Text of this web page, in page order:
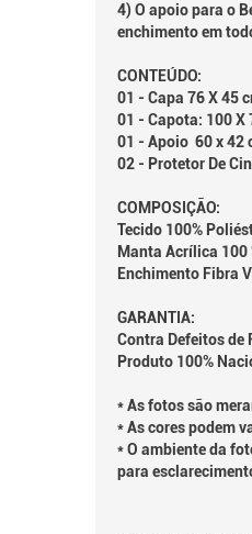
4) O apoio para o
enchimento em
CONTEÚDO:
01 - Capa 76 X 45
01 - Capota: 100 X
01 - Apoio 60 x 42
02 - Protetor De
COMPOSIÇÃO:
Tecido 100%
Manta Acrílica 100
Enchimento Fibra
GARANTIA:
Contra Defeitos de
Produto 100%
* As fotos são
* As cores podem
* O ambiente da
para